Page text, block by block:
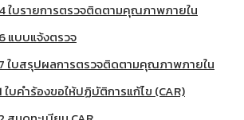
ใบรายการตรวจติดตามคุณภาพภายใน
แบบแจ้งตรวจ
ใบสรุปผลการตรวจติดตามคุณภาพภายใน
บคำร้องขอให้ปฏิบัติการแก้ไข (CAR)